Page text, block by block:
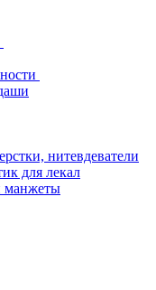
нитевдеватели
для лекал
манжеты